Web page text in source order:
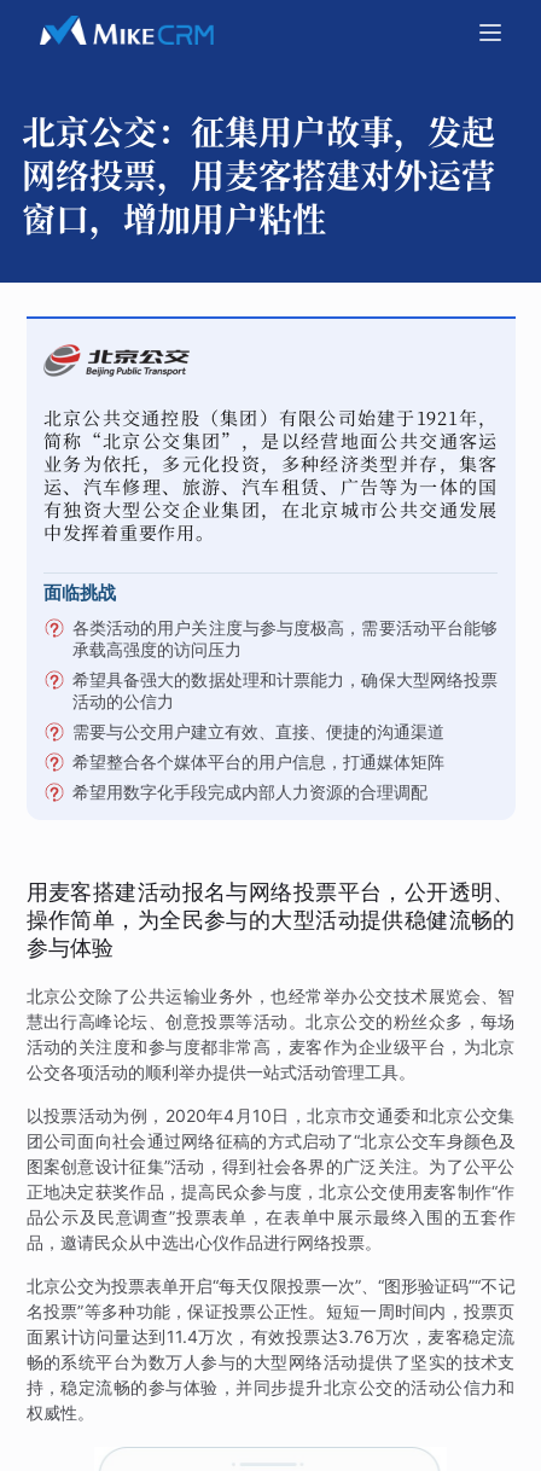
北京公交： 征集用户故事，发起
网络投票，用麦客搭建对外运营
窗口，增加用户粘性
北京公共交通控股（集团）有限公司始建于1921年，
简称“北京公交集团”，是以经营地面公共交通客运
业务为依托，多元化投资，多种经济类型并存，集客
运、汽车修理、旅游、汽车租赁、广告等为一体的国
有独资大型公交企业集团，在北京城市公共交通发展
中发挥着重要作用。
面临挑战
各类活动的用户关注度与参与度极高，需要活动平台能够
承载高强度的访问压力
希望具备强大的数据处理和计票能力，确保大型网络投票
活动的公信力
需要与公交用户建立有效、直接、便捷的沟通渠道
希望整合各个媒体平台的用户信息，打通媒体矩阵
希望用数字化手段完成内部人力资源的合理调配
用麦客搭建活动报名与网络投票平台，公开透明、
操作简单，为全民参与的大型活动提供稳健流畅的
参与体验
北京公交除了公共运输业务外，也经常举办公交技术展览会、智
慧出行高峰论坛、创意投票等活动。北京公交的粉丝众多，每场
活动的关注度和参与度都非常高，麦客作为企业级平台，为北京
公交各项活动的顺利举办提供一站式活动管理工具。
以投票活动为例，2020年4月10日，北京市交通委和北京公交集
团公司面向社会通过网络征稿的方式启动了“北京公交车身颜色及
图案创意设计征集”活动，得到社会各界的广泛关注。为了公平公
正地决定获奖作品，提高民众参与度，北京公交使用麦客制作“作
品公示及民意调查”投票表单，在表单中展示最终入围的五套作
品，邀请民众从中选出心仪作品进行网络投票。
北京公交为投票表单开启“每天仅限投票一次”、“图形验证码”“不记
名投票”等多种功能，保证投票公正性。短短一周时间内，投票页
面累计访问量达到11.4万次，有效投票达3.76万次，麦客稳定流
畅的系统平台为数万人参与的大型网络活动提供了坚实的技术支
持，稳定流畅的参与体验，并同步提升北京公交的活动公信力和
权威性。